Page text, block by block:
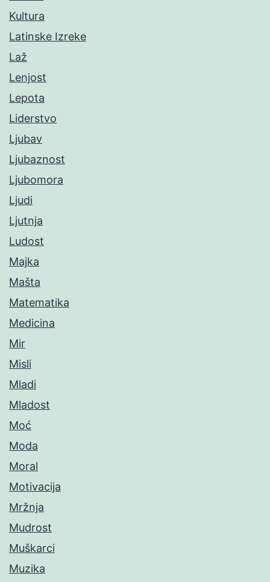
Kultura
Latinske Izreke
Laž
Lenjost
Lepota
Liderstvo
Ljubav
Ljubaznost
Ljubomora
Ljudi
Ljutnja
Ludost
Majka
Mašta
Matematika
Medicina
Mir
Misli
Mladi
Mladost
Moć
Moda
Moral
Motivacija
Mržnja
Mudrost
Muškarci
Muzika